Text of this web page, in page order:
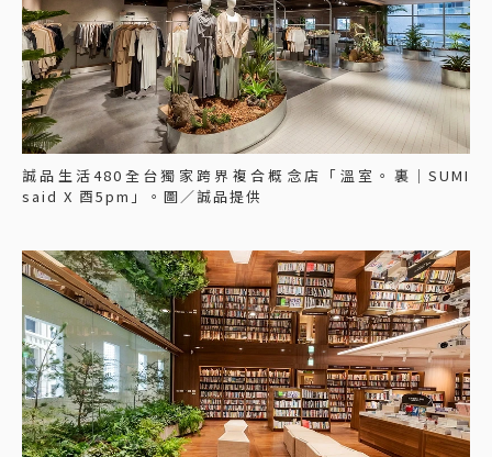
誠品生活480全台獨家跨界複合概念店「溫室。裏│SUMI
said X 酉5pm」。圖／誠品提供